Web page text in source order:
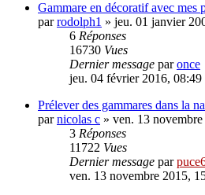
Gammare en décoratif avec mes
parrodolph1 » jeu. 01 janvier
6 Réponses
16730 Vues
Dernier message paronce
jeu. 04 février 2016, 08:49
Prélever des gammares dans la
parnicolas c » ven. 13
3 Réponses
11722 Vues
Dernier message par
ven. 13 novembre 2015,